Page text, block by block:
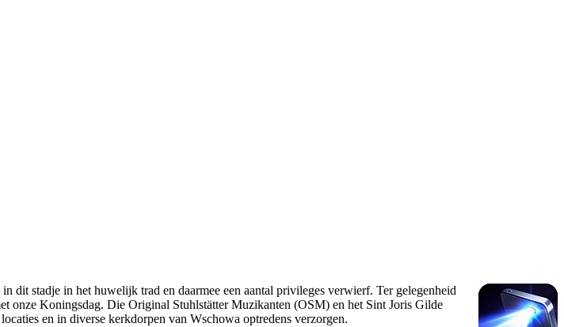
dit stadje in het huwelijk trad en daarmee een aantal privileges verwierf. Ter gelegenheid
onze Koningsdag. Die Original Stuhlstätter Muzikanten (OSM) en het Sint Joris Gilde
en in diverse kerkdorpen van Wschowa optredens verzorgen.